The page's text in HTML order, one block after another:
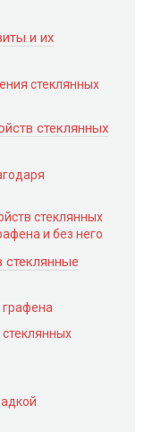
и их
стеклянных
стеклянных
стеклянных
и без него
стеклянные
графена